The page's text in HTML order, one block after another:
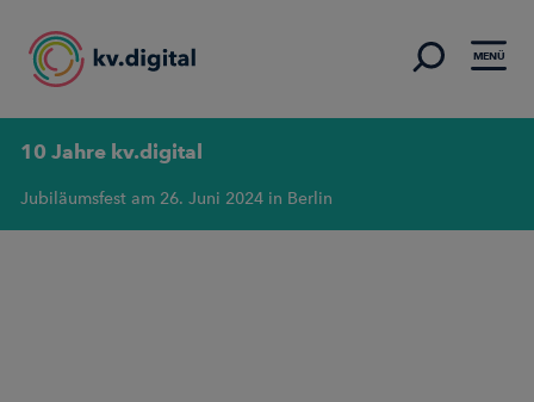
MENÜ
10 Jahre kv.digital
Jubiläumsfest am 26. Juni 2024 in Berlin